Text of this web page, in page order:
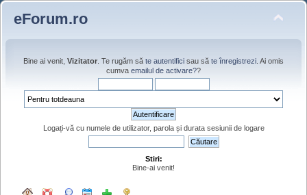
eForum.ro
Bine ai venit, Vizitator . Te rugăm să te autentifici sau să te înregistrezi . Ai omis
cumva emailul de activare??
Logați-vă cu numele de utilizator, parola și durata sesiunii de logare
Stiri:
Bine-ai venit!